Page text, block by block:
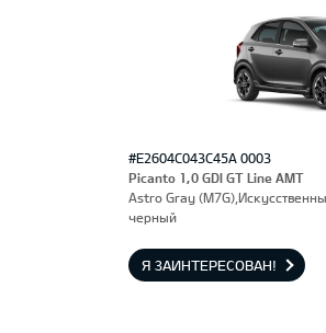
#E2604C043C45A 0003
Picanto 1,0 GDI GT Line AMT
Astro Gray
черный
Я ЗАИНТЕРЕСОВАН!